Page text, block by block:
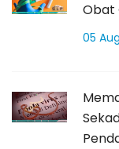
Obat
05